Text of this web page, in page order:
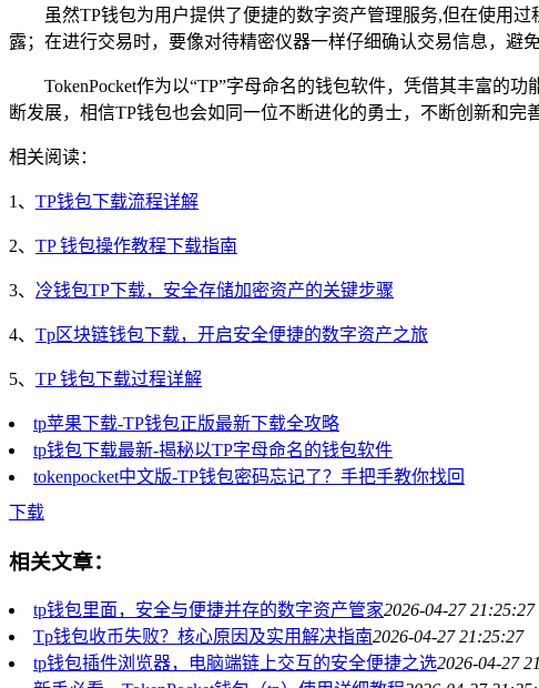
虽然TP钱包为用户提供了便捷的数字资产管理服务,但在使用
露；在进行交易时，要像对待精密仪器一样仔细确认交易信息，避
TokenPocket作为以“TP”字母命名的钱包软件，凭借其丰富的
断发展，相信TP钱包也会如同一位不断进化的勇士，不断创新和
相关阅读：
1、 TP钱包下载流程详解
2、 TP 钱包操作教程下载指南
3、 冷钱包TP下载，安全存储加密资产的关键步骤
4、 Tp区块链钱包下载，开启安全便捷的数字资产之旅
5、 TP 钱包下载过程详解
tp苹果下载-TP钱包正版最新下载全攻略
tp钱包下载最新-揭秘以TP字母命名的钱包软件
tokenpocket中文版-TP钱包密码忘记了？手把手教你找回
下载
相关文章：
tp钱包里面，安全与便捷并存的数字资产管家2026-04-27 21:25:27
Tp钱包收币失败？核心原因及实用解决指南2026-04-27 21:25:27
tp钱包插件浏览器，电脑端链上交互的安全便捷之选2026-04-27